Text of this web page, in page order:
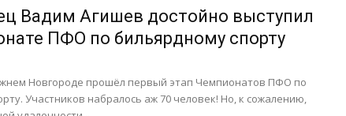
Вадим Агишев достойно выступил
ПФО по бильярдному спорту
Новгороде прошёл первый этап Чемпионатов ПФО по
Участников набралось аж 70 человек! Но, к сожалению,